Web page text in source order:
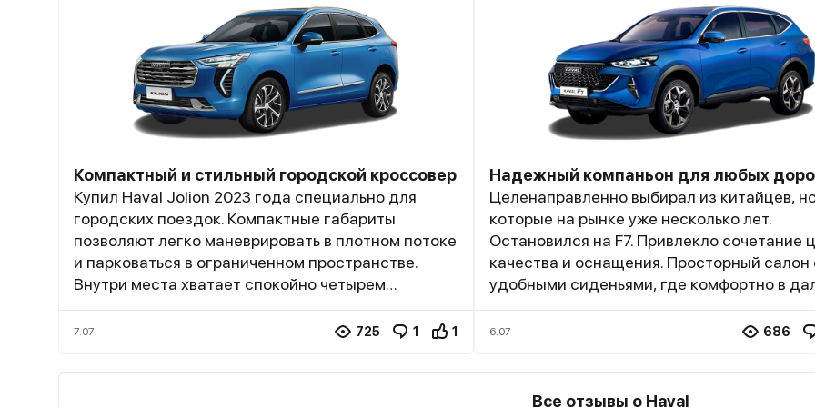
Компактный и стильный городской кроссовер
Купил Haval Jolion 2023 года специально для
городских поездок. Компактные габариты
позволяют легко маневрировать в плотном потоке
и парковаться в ограниченном пространстве.
Внутри места хватает спокойно четырем
автомобиля. Багажник не самый большой, но для
супермаркета и детская коляска помещаются без
7.07 725 1 1
Надежный компаньон для любых
Целенаправленно выбирал из китайцев,
которые на рынке уже несколько лет.
Остановился на F7. Привлекло сочетание
качества и оснащения. Просторный салон
удобными сиденьями, где комфортно в
семейных путешествий. Двигатель 2.0
энергоемкая, неровности отрабатывает
Полный привод уверенно ведет себя на
6.07 686
Все отзывы о Haval